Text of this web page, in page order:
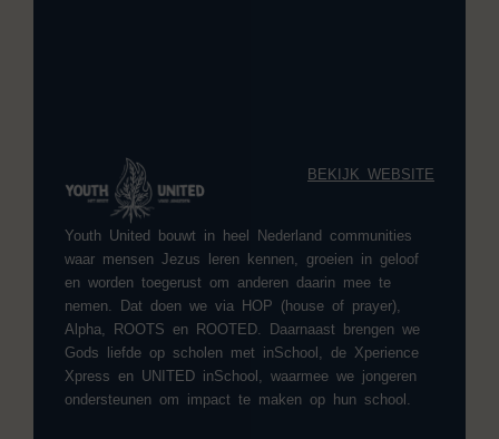
BEKIJK WEBSITE
Youth United bouwt in heel Nederland communities
waar mensen Jezus leren kennen, groeien in geloof
en worden toegerust om anderen daarin mee te
nemen. Dat doen we via HOP (house of prayer),
Alpha, ROOTS en ROOTED. Daarnaast brengen we
Gods liefde op scholen met inSchool, de Xperience
Xpress en UNITED inSchool, waarmee we jongeren
ondersteunen om impact te maken op hun school.